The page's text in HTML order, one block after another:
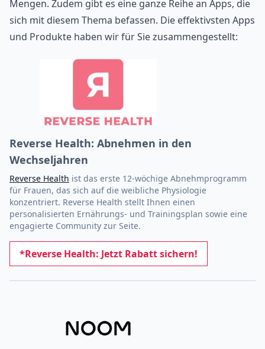
Mengen. Zudem gibt es eine ganze Reihe an Apps, die
sich mit diesem Thema befassen. Die effektivsten Apps
und Produkte haben wir für Sie zusammengestellt:
Reverse Health: Abnehmen in den
Wechseljahren
Reverse Health ist das erste 12-wöchige Abnehmprogramm
für Frauen, das sich auf die weibliche Physiologie
konzentriert. Reverse Health stellt Ihnen einen
personalisierten Ernährungs- und Trainingsplan sowie eine
engagierte Community zur Seite.
*Reverse Health: Jetzt Rabatt sichern!